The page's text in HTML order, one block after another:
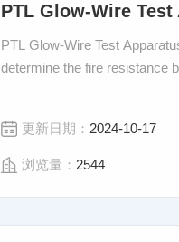
PTL Glow-Wire Test
PTL Glow-Wire Test Apparatus 德国PTL灼热丝试验仪PTL Glow-Wire Test
determine the fire resistance
更新日期： 2024-10-17
浏览量： 2544